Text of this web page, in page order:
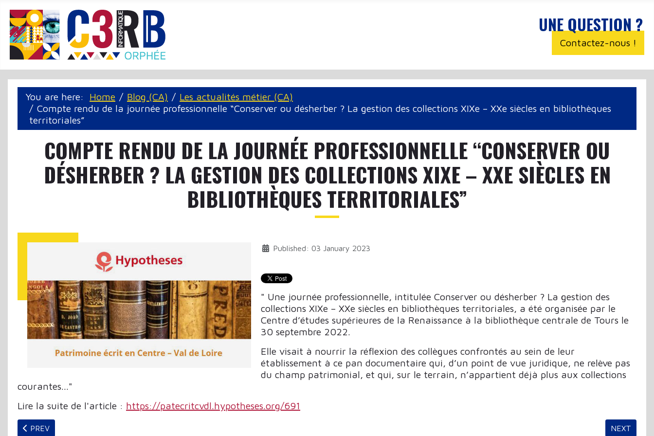
UNE QUESTION ?
Contactez-nous !
You are here: Home Blog (CA)
Les actualités métier (CA)
Compte rendu de la journée professionnelle “Conserver ou désherber ? La gestion des collections XIXe – XXe siècles en bibliothèques
territoriales”
COMPTE RENDU DE LA JOURNÉE PROFESSIONNELLE “CONSERVER OU
DÉSHERBER ? LA GESTION DES COLLECTIONS XIXE – XXE SIÈCLES EN
BIBLIOTHÈQUES TERRITORIALES”
Published: 03 January 2023
" Une journée professionnelle, intitulée Conserver ou désherber ? La gestion des
collections XIXe – XXe siècles en bibliothèques territoriales, a été organisée par le
Centre d’études supérieures de la Renaissance à la bibliothèque centrale de Tours le
30 septembre 2022.
Elle visait à nourrir la réflexion des collègues confrontés au sein de leur
établissement à ce pan documentaire qui, d’un point de vue juridique, ne relève pas
du champ patrimonial, et qui, sur le terrain, n’appartient déjà plus aux collections
courantes..."
Lire la suite de l'article : https://patecritcvdl.hypotheses.org/691
PREVIOUS ARTICLE: MOBIDYS : LES LIVRES ADAPTÉS POUR “SOUTENIR L’EFFORT DE LECTURE”
PREV NEXT
NEXT